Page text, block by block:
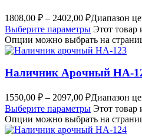
1808,00 ₽ – 2402,00 ₽Диапазон
Выберите параметры Этот товар
Опции можно выбрать на
Наличник Арочный НА-
1550,00 ₽ – 2097,00 ₽Диапазон
Выберите параметры Этот товар
Опции можно выбрать на